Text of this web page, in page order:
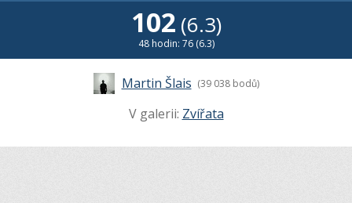
102 (6.3)
48 hodin: 76 (6.3)
Martin Šlais (39 038 bodů)
V galerii: Zvířata